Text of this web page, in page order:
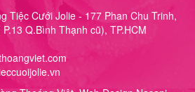
Tiệc Cưới Jolie - 177 Phan Chu Trinh,
Q.Bình Thạnh cũ), TP.HCM